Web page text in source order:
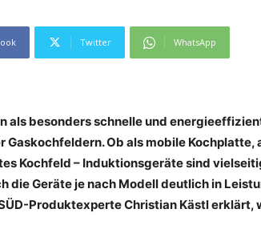
Twitter WhatsApp
als besonders schnelle und
Ob als mobile Kochplatte,
Kochfeld – Induktionsgeräte sind
die Geräte je nach Modell deutlich in
Produktexperte Christian Kästl erklärt,